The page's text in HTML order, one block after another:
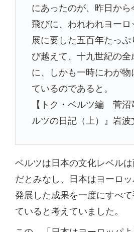
にあったのが、昨日から
飛びに、われわれヨー
展に要した五百年たっ
び越えて、十九世紀の
に、しかも一時にわが物
ているのであると。
【トク・ベルツ編 菅
ルツの日記（上）』岩波
ベルツは日本の文化レベル
だとみなし、日本はヨーロ
発展した成果を一度にすべ
ていると考えていました。